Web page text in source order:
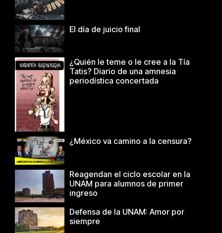
El día de juicio final
¿Quién le teme o le cree a la Tía
Tatis? Diario de una amnesia
periodística concertada
¿México va camino a la censura?
Reagendan el ciclo escolar en la
UNAM para alumnos de primer
ingreso
Defensa de la UNAM: Amor por
siempre